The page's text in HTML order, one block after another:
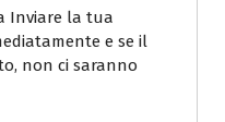
Inviare la tua
e se il
non ci saranno